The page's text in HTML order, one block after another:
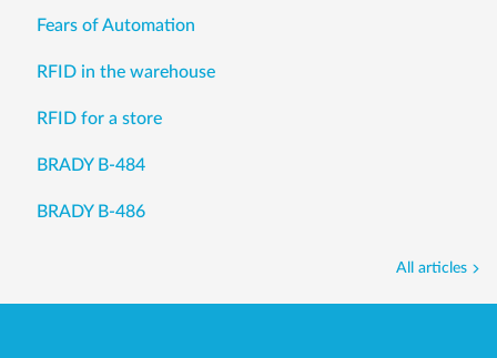
Fears of Automation
RFID in the warehouse
RFID for a store
BRADY B-484
BRADY B-486
All articles